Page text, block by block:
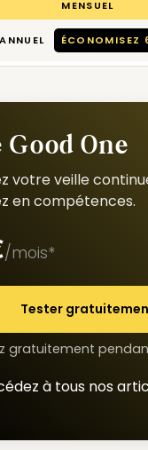
MENSUEL
ANNUEL ÉCONOMISEZ
One
votre veille
en compétences.
/mois*
Tester
gratuitement
à tous nos